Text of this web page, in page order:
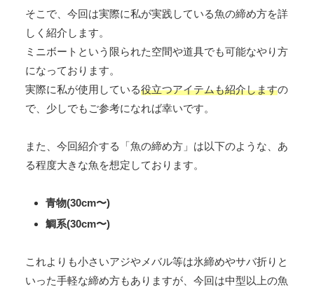
そこで、今回は実際に私が実践している魚の締め方を詳
しく紹介します。
ミニボートという限られた空間や道具でも可能なやり方
になっております。
実際に私が使用している役立つアイテムも紹介しますの
で、少しでもご参考になれば幸いです。
また、今回紹介する「魚の締め方」は以下のような、あ
る程度大きな魚を想定しております。
青物(30cm〜)
鯛系(30cm〜)
これよりも小さいアジやメバル等は氷締めやサバ折りと
いった手軽な締め方もありますが、今回は中型以上の魚